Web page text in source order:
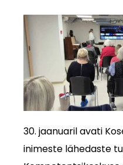
30. jaanuaril avati
inimeste lähedaste